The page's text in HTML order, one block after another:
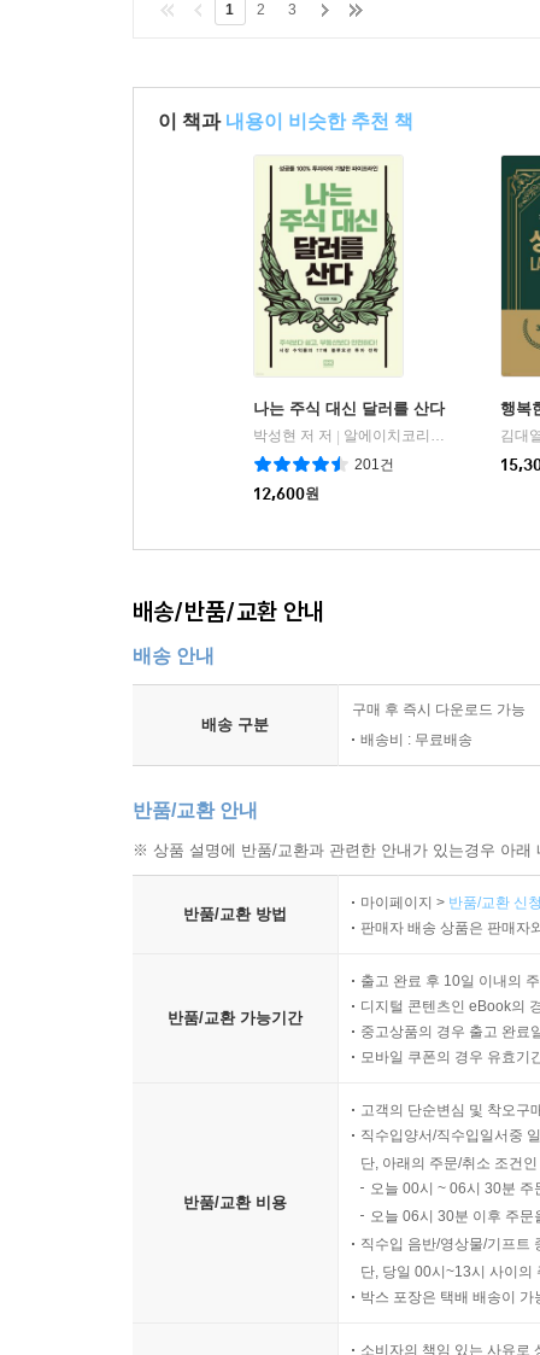
1 2 3
이 책과 내용이 비슷한 추천 책
나는 주식 대신 달러를 산다
박성현 저 저
알에이치코리아(RHK)
201건
12,600원
행복
김대
배송/반품/교환 안내
배송 안내
배송 구분
구매 후 즉시 다운로드 가능
배송비 : 무료배송
반품/교환 안내
※ 상품 설명에 반품/교환과 관련한 안내가 있는경우 아
반품/교환 방법
마이페이지 > 반품/교환 신
판매자 배송 상품은 판매자
반품/교환 가능기간
출고 완료 후 10일 이내의
디지털 콘텐츠인 eBook의
중고상품의 경우 출고 완료
모바일 쿠폰의 경우 유효기
반품/교환 비용
고객의 단순변심 및 착오구
직수입양서/직수입일서중
단, 아래의 주문/취소 조건
오늘 00시 ~ 06시 30분
오늘 06시 30분 이후 주
직수입 음반/영상물/기프트
단, 당일 00시~13시 사이의
박스 포장은 택배 배송이
소비자의 책임 있는 사유로